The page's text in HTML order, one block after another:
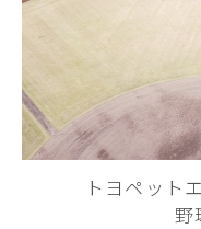
トヨペット
野